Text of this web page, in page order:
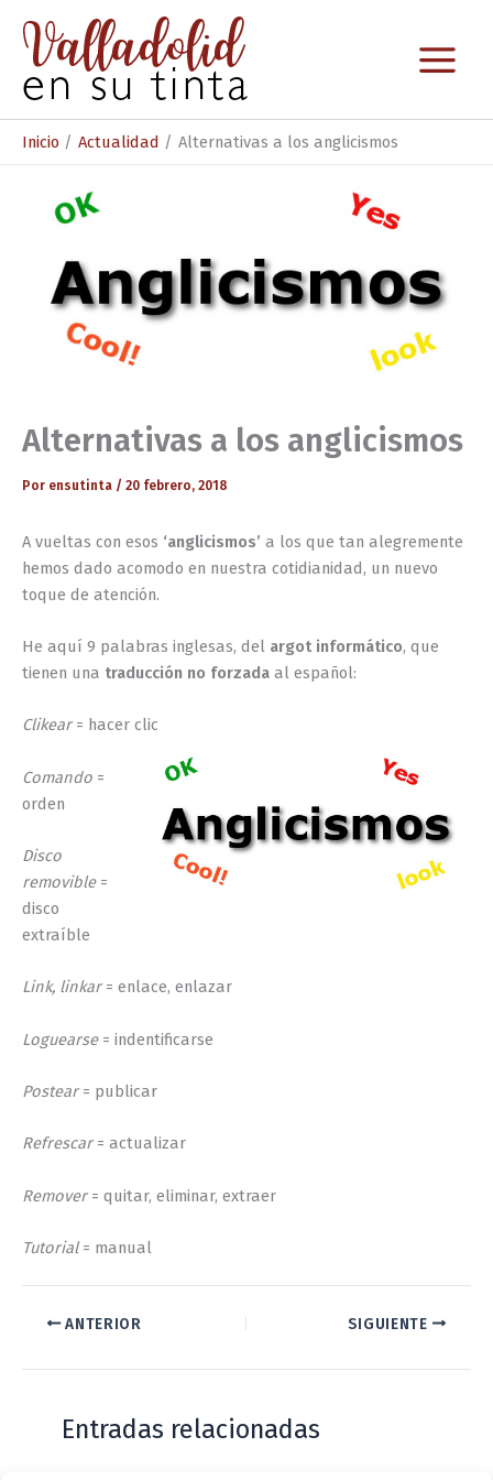
contenido
Inicio Actualidad Alternativas a los anglicismos
Alternativas a los anglicismos
Por ensutinta / 20 febrero, 2018
A vueltas con esos ‘anglicismos’ a los que tan alegremente
hemos dado acomodo en nuestra cotidianidad, un nuevo
toque de atención.
He aquí 9 palabras inglesas, del argot informático, que
tienen una traducción no forzada al español:
Clikear= hacer clic
Comando =
orden
Disco
removible=
disco
extraíble
Link, linkar= enlace, enlazar
Loguearse= indentificarse
Postear= publicar
Refrescar= actualizar
Remover= quitar, eliminar, extraer
Tutorial= manual
ANTERIOR SIGUIENTE
Entradas relacionadas